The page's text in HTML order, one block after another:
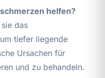
helfen?
das
tiefer liegende
Ursachen für
und zu behandeln.